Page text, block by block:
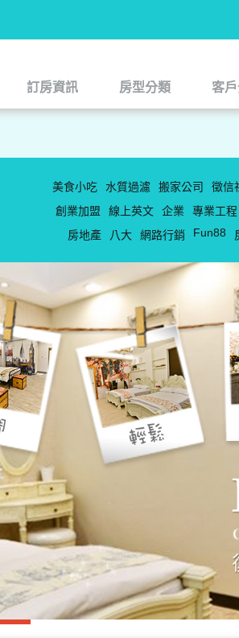
訂房資訊 房型分類 客
徵信
搬家公司
水質過濾
美食小吃
專業工程
企業
線上英文
創業加盟
Fun88
網路行銷
八大
房地產